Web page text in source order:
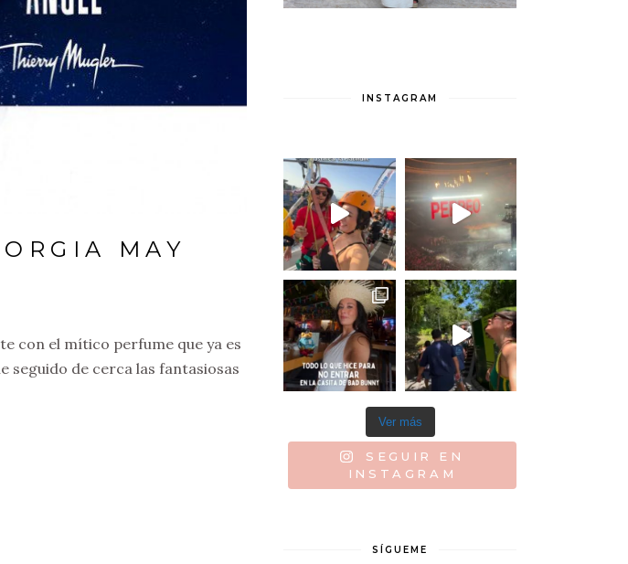
MAY
con el mítico perfume que ya es
seguido de cerca las fantasiosas
INSTAGRAM
Ver más
SEGUIR EN
INSTAGRAM
SÍGUEME